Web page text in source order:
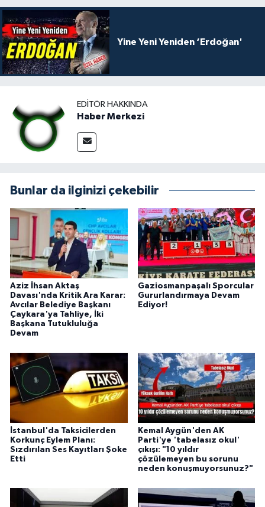
Yine Yeni Yeniden ‘Erdoğan'
EDITÖR HAKKINDA
Haber Merkezi
Bunlar da ilginizi çekebilir
Aziz İhsan Aktaş
Davası'nda Kritik Ara Karar:
Avcılar Belediye Başkanı
Çaykara'ya Tahliye, İki
Başkana Tutukluluğa
Devam
Gaziosmanpaşalı Sporcular
Gururlandırmaya Devam
Ediyor!
İstanbul'da Taksicilerden
Korkunç Eylem Planı:
Sızdırılan Ses Kayıtları Şoke
Etti
Kemal Aygün'den AK
Parti'ye 'tabelasız okul'
çıkışı: "10 yıldır
çözülemeyen bu sorunu
neden konuşmuyorsunuz?"